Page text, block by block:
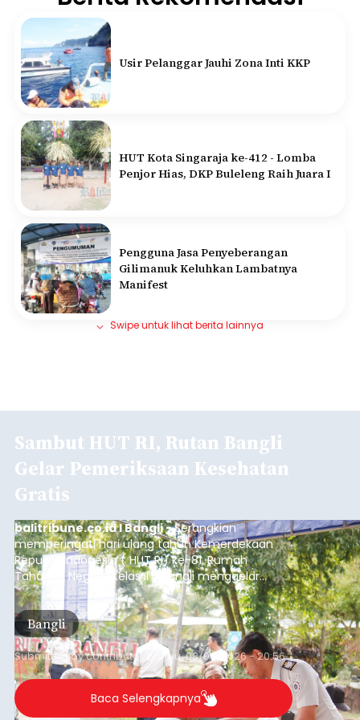
Usir Pelanggar Jauhi Zona Inti KKP
HUT Kota Singaraja ke-412 - Lomba
Penjor Hias, DKP Buleleng Raih Juara I
Pengguna Jasa Penyeberangan
Gilimanuk Keluhkan Lambatnya
Manifest
Swipe untuk lihat berita lainnya
Sambut HUT RI, Rutan Bangli
Gelar Pemeriksaan Kesehatan
Gratis
balitribune.co.id I Bangli -Serangkian
memperingati hari ulang tahun Kemerdekaan
Republik Indonesia ( HUT RI) ke-81, Rumah
Tahanan Negara Kelas II B Bangli menggelar
kegiatan pemeriksaan kesehatan gratis, Rabu
(6/8/2026).
Bangli
Submitted bycontributor Thu, 08/06/2026 - 20:56
Baca Selengkapnya